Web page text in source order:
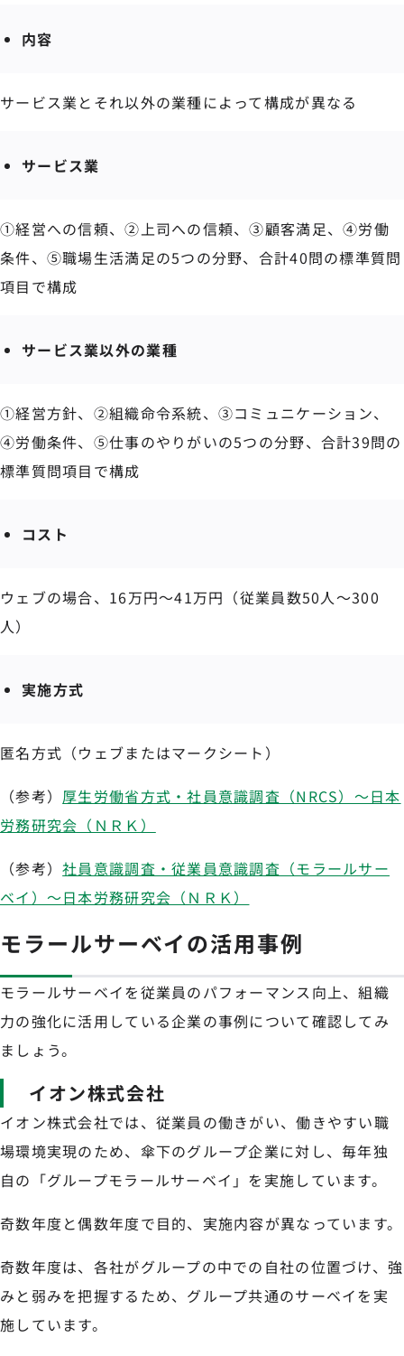
内容
サービス業とそれ以外の業種によって構成が異なる
サービス業
①経営への信頼、②上司への信頼、③顧客満足、④労働
条件、⑤職場生活満足の5つの分野、合計40問の標準質問
項目で構成
サービス業以外の業種
①経営方針、②組織命令系統、③コミュニケーション、
④労働条件、⑤仕事のやりがいの5つの分野、合計39問の
標準質問項目で構成
コスト
ウェブの場合、16万円～41万円（従業員数50人～300
人）
実施方式
匿名方式（ウェブまたはマークシート）
（参考） 厚生労働省方式・社員意識調査（NRCS）～日本
労務研究会（ＮＲＫ）
（参考）社員意識調査・従業員意識調査（モラールサー
ベイ）～日本労務研究会（ＮＲＫ）
モラールサーベイの活用事例
モラールサーベイを従業員のパフォーマンス向上、組織
力の強化に活用している企業の事例について確認してみ
ましょう。
イオン株式会社
イオン株式会社では、従業員の働きがい、働きやすい職
場環境実現のため、傘下のグループ企業に対し、毎年独
自の「グループモラールサーベイ」を実施しています。
奇数年度と偶数年度で目的、実施内容が異なっています。
奇数年度は、各社がグループの中での自社の位置づけ、強
みと弱みを把握するため、グループ共通のサーベイを実
施しています。